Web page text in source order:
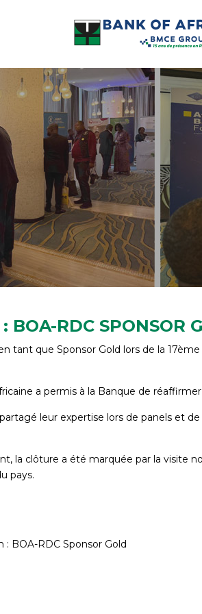
BOA-RDC SPONSOR
tant que Sponsor Gold lors de la
a permis à la Banque de
leur expertise lors de panels et
la clôture a été marquée par la visite
pays.
BOA-RDC Sponsor Gold